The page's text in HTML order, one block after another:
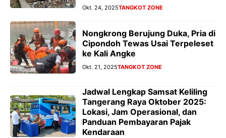
Okt. 24, 2025TANGKOT ZONE
Nongkrong Berujung Duka, Pria di
Cipondoh Tewas Usai Terpeleset
ke Kali Angke
Okt. 21, 2025TANGKOT ZONE
Jadwal Lengkap Samsat Keliling
Tangerang Raya Oktober 2025:
Lokasi, Jam Operasional, dan
Panduan Pembayaran Pajak
Kendaraan